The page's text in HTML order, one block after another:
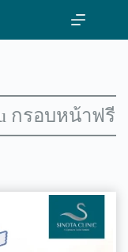
กรอบหน้าฟรี